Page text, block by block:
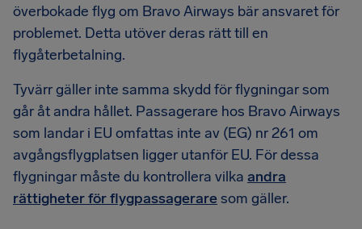
överbokade flyg om Bravo Airways bär ansvaret för
problemet. Detta utöver deras rätt till en
flygåterbetalning.
Tyvärr gäller inte samma skydd för flygningar som
går åt andra hållet. Passagerare hos Bravo Airways
som landar i EU omfattas inte av (EG) nr 261 om
avgångsflygplatsen ligger utanför EU. För dessa
flygningar måste du kontrollera vilka andra
rättigheter för flygpassageraresom gäller.